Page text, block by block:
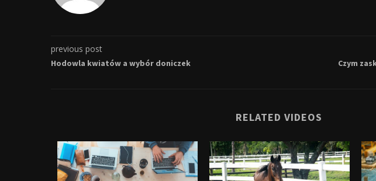
previous post
Hodowla kwiatów a wybór doniczek
Czym
RELATED VIDEOS